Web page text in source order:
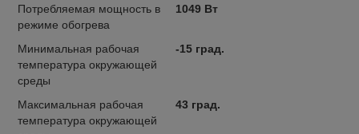
Потребляемая мощность в
режиме обогрева
1049 Вт
Минимальная рабочая
температура окружающей
среды
-15 град.
Максимальная рабочая
температура окружающей
43 град.